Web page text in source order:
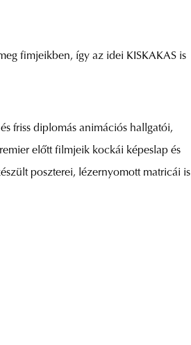
fimjeikben, így az idei KISKAKAS is
friss diplomás animációs hallgatói,
előtt filmjeik kockái képeslap és
poszterei, lézernyomott matricái is